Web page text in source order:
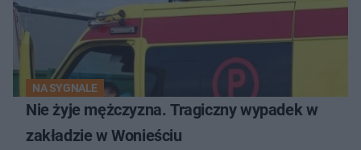
NA SYGNALE
Nie żyje mężczyzna. Tragiczny wypadek w
zakładzie w Wonieściu